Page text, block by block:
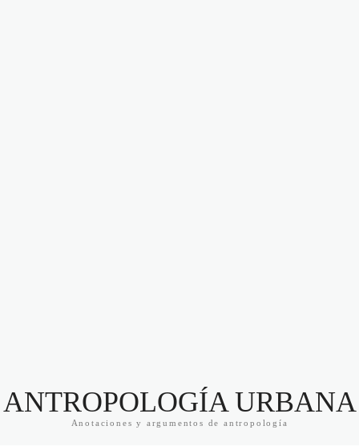
ANTROPOLOGÍA URBANA
Anotaciones y argumentos de antropología